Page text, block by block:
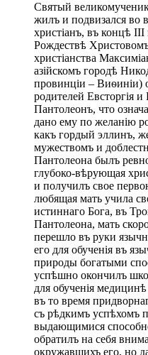
Святый
жилъ и подвизался во
христіанъ, въ концѣ
Рождествѣ
христіанства
азійскомъ городѣ
провинціи – Виѳиніи)
родителей Евсторгія
Пантолеонъ, что
дано ему по желанію
какъ гордый эллинъ,
мужествомъ и
Пантолеона былъ
глубоко-вѣрующая
и получилъ свое
любящая мать учила
истиннаго Бога, въ
Пантолеона, мать
перешло въ руки
его для обученія въ
природы богатыми
успѣшно окончилъ
для обученія
въ то время
съ рѣдкимъ успѣхомъ
выдающимися
обратилъ на себя
окружавшихъ его, но